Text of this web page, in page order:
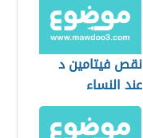
نقص فيتامين د
عند النساء
وتساقط الشعر